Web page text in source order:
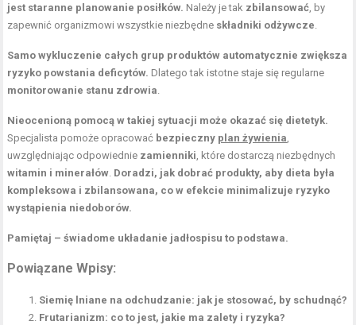
jest staranne planowanie posiłków. Należy je tak zbilansować, by
zapewnić organizmowi wszystkie niezbędne składniki odżywcze.
Samo wykluczenie całych grup produktów automatycznie zwiększa
ryzyko powstania deficytów. Dlatego tak istotne staje się regularne
monitorowanie stanu zdrowia.
Nieocenioną pomocą w takiej sytuacji może okazać się dietetyk.
Specjalista pomoże opracować bezpieczny plan żywienia,
uwzględniając odpowiednie zamienniki, które dostarczą niezbędnych
witamin i minerałów. Doradzi, jak dobrać produkty, aby dieta była
kompleksowa i zbilansowana, co w efekcie minimalizuje ryzyko
wystąpienia niedoborów.
Pamiętaj – świadome układanie jadłospisu to podstawa.
Powiązane Wpisy:
Siemię lniane na odchudzanie: jak je stosować, by schudnąć?
Frutarianizm: co to jest, jakie ma zalety i ryzyka?